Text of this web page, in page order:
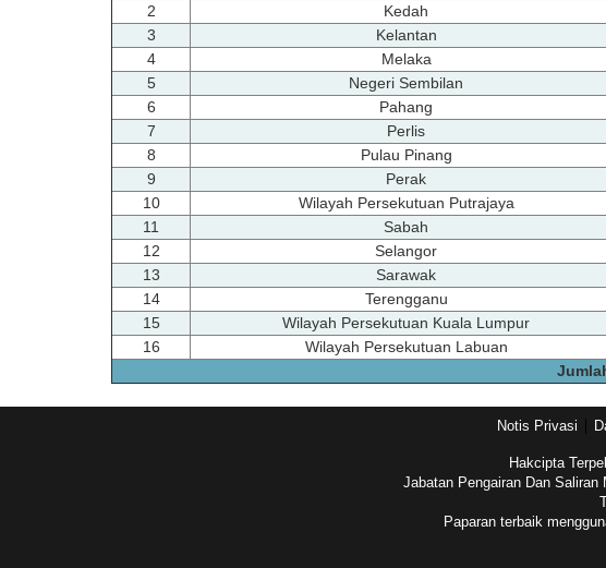
2
Kedah
3
Kelantan
4
Melaka
5
Negeri Sembilan
6
Pahang
7
Perlis
8
Pulau Pinang
9
Perak
10
Wilayah Persekutuan Putrajaya
11
Sabah
12
Selangor
13
Sarawak
14
Terengganu
15
Wilayah Persekutuan Kuala Lumpur
16
Wilayah Persekutuan Labuan
Notis Privasi
Hakcipta
Jabatan Pengairan Dan
Paparan terbaik